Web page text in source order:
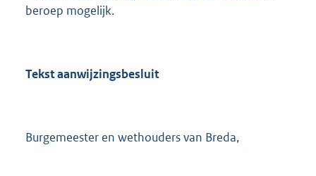
beroep mogelijk.
Tekst aanwijzingsbesluit
Burgemeester en wethouders van Breda,